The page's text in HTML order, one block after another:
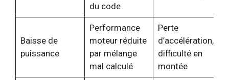
du code
Baisse de
puissance
Performance
moteur réduite
par mélange
mal calculé
Perte
d’accélération,
difficulté en
montée